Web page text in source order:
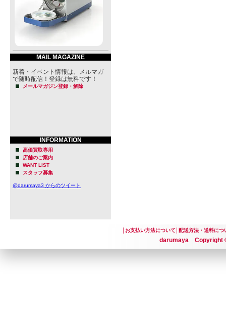
MAIL MAGAZINE
新着・イベント情報は、メルマガ
で随時配信！登録は無料です！
メールマガジン登録・解除
INFORMATION
高価買取専用
店舗のご案内
WANT LIST
スタッフ募集
@darumaya3 からのツイート
お支払い方法について│ 配送方法・送料につ
darumaya Copyright